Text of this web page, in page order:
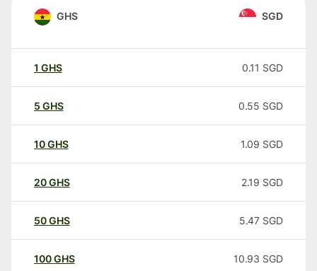
GHS SGD
1 GHS 0.11 SGD
5 GHS 0.55 SGD
10GHS 1.09 SGD
20GHS 2.19 SGD
50GHS 5.47 SGD
100GHS 10.93 SGD